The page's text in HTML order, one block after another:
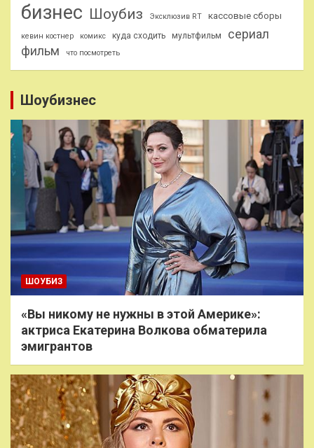
бизнес Шоубиз Эксклюзив RT кассовые сборы
кевин костнер комикс куда сходить мультфильм
сериал
фильм
что посмотреть
Шоубизнес
ШОУБИЗ
«Вы никому не нужны в этой Америке»:
актриса Екатерина Волкова обматерила
эмигрантов